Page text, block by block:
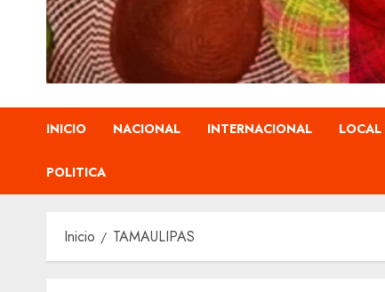
INICIO NACIONAL INTERNACIONAL LOCAL
POLITICA
Inicio TAMAULIPAS